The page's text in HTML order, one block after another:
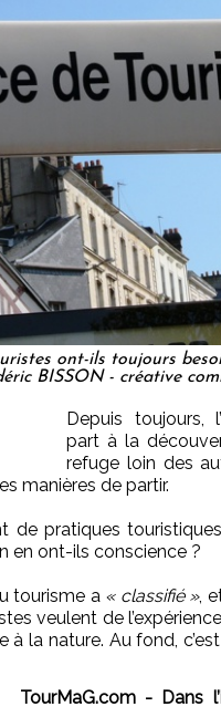
ont-ils toujours
BISSON - créative
Depuis toujours,
part à la
refuge loin des
manières de partir.
de pratiques
en ont-ils conscience ?
tourisme a « classifié »,
veulent de
la nature. Au fond,
TourMaG.com - Dans